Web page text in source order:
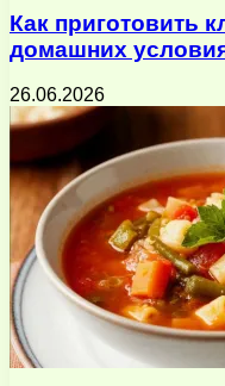
Как приготовить
домашних
26.06.2026